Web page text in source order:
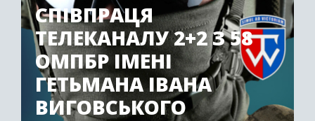
СПІВПРАЦЯ
ТЕЛЕКАНАЛУ 2+2 З 58
ОМПБР ІМЕНІ
ГЕТЬМАНА ІВАНА
ВИГОВСЬКОГО